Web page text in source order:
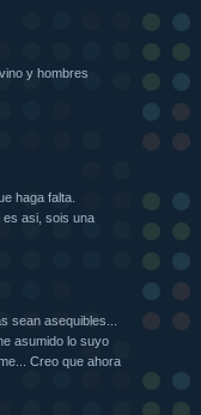
y hombres
haga falta.
es asi, sois una
sean asequibles...
asumido lo suyo
Creo que ahora